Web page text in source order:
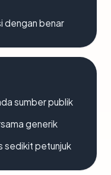
dengan benar
sumber publik
generik
sedikit petunjuk